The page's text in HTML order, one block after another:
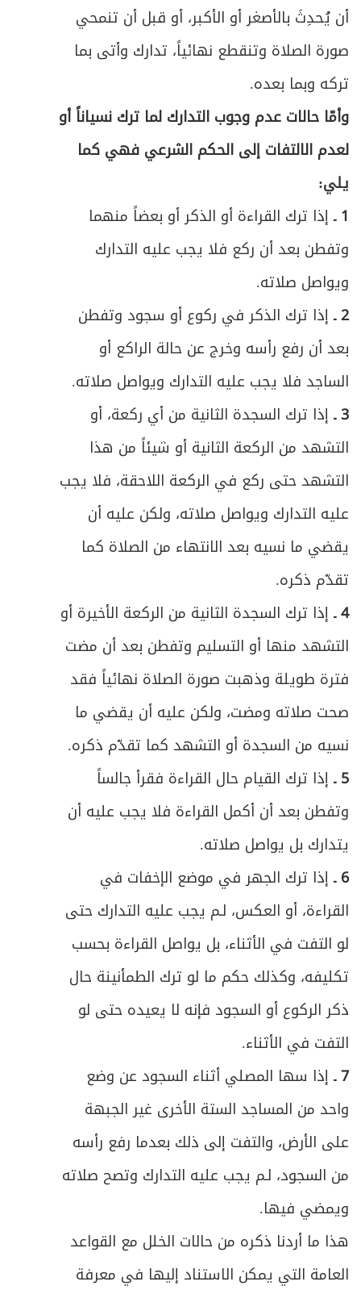
أن يُحدِثَ بالأصغر أو الأكبر، أو قبل أن تنمحي
صورة الصلاة وتنقطع نهائياً، تدارك وأتى بما
تركه وبما بعده.
وأمّا حالات عدم وجوب التدارك لما ترك نسياناً أو
لعدم الالتفات إلى الحكم الشرعي فهي كما
يلي:
1 ـ إذا ترك القراءة أو الذكر أو بعضاً منهما
وتفطن بعد أن ركع فلا يجب عليه التدارك
ويواصل صلاته.
2 ـ إذا ترك الذكر في ركوع أو سجود وتفطن
بعد أن رفع رأسه وخرج عن حالة الراكع أو
الساجد فلا يجب عليه التدارك ويواصل صلاته.
3 ـ إذا ترك السجدة الثانية من أي ركعة، أو
التشهد من الركعة الثانية أو شيئاً من هذا
التشهد حتى ركع في الركعة اللاحقة، فلا يجب
عليه التدارك ويواصل صلاته، ولكن عليه أن
يقضي ما نسيه بعد الانتهاء من الصلاة كما
تقدّم ذكره.
4 ـ إذا ترك السجدة الثانية من الركعة الأخيرة أو
التشهد منها أو التسليم وتفطن بعد أن مضت
فترة طويلة وذهبت صورة الصلاة نهائياً فقد
صحت صلاته ومضت، ولكن عليه أن يقضي ما
نسيه من السجدة أو التشهد كما تقدّم ذكره.
5 ـ إذا ترك القيام حال القراءة فقرأ جالساً
وتفطن بعد أن أكمل القراءة فلا يجب عليه أن
يتدارك بل يواصل صلاته.
6 ـ إذا ترك الجهر في موضع الإخفات في
القراءة، أو العكس، لـم يجب عليه التدارك حتى
لو التفت في الأثناء، بل يواصل القراءة بحسب
تكليفه، وكذلك حكم ما لو ترك الطمأنينة حال
ذكر الركوع أو السجود فإنه لا يعيده حتى لو
التفت في الأثناء.
7 ـ إذا سها المصلي أثناء السجود عن وضع
واحد من المساجد الستة الأخرى غير الجبهة
على الأرض، والتفت إلى ذلك بعدما رفع رأسه
من السجود، لـم يجب عليه التدارك وتصح صلاته
ويمضي فيها.
هذا ما أردنا ذكره من حالات الخلل مع القواعد
العامة التي يمكن الاستناد إليها في معرفة